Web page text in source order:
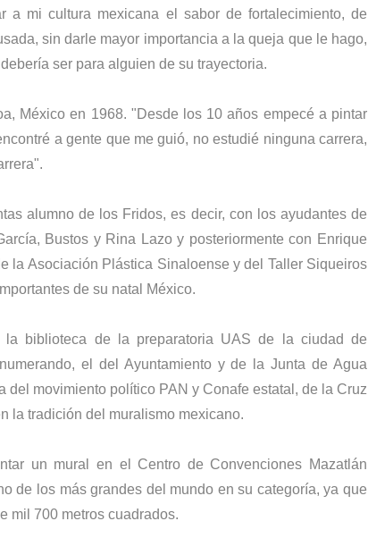
a mi cultura mexicana el sabor de fortalecimiento, de
sin darle mayor importancia a la queja que le hago,
ser para alguien de su trayectoria.
México en 1968. "Desde los 10 años empecé a pintar
a gente que me guió, no estudié ninguna carrera,
alumno de los Fridos, es decir, con los ayudantes de
Bustos y Rina Lazo y posteriormente con Enrique
la Asociación Plástica Sinaloense y del Taller Siqueiros
de su natal México.
biblioteca de la preparatoria UAS de la ciudad de
el del Ayuntamiento y de la Junta de Agua
movimiento político PAN y Conafe estatal, de la Cruz
la tradición del muralismo mexicano.
un mural en el Centro de Convenciones Mazatlán
de los más grandes del mundo en su categoría, ya que
mil 700 metros cuadrados.